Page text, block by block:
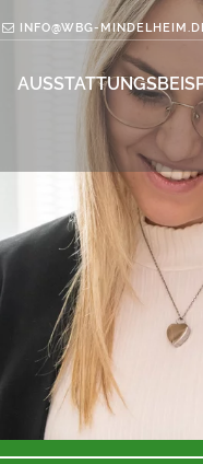
INFO@WBG-